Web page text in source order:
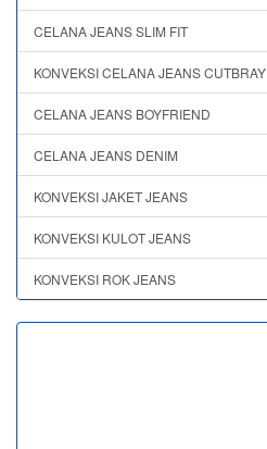
CELANA JEANS SLIM FIT
KONVEKSI CELANA JEANS CUTBRAY
CELANA JEANS BOYFRIEND
CELANA JEANS DENIM
KONVEKSI JAKET JEANS
KONVEKSI KULOT JEANS
KONVEKSI ROK JEANS